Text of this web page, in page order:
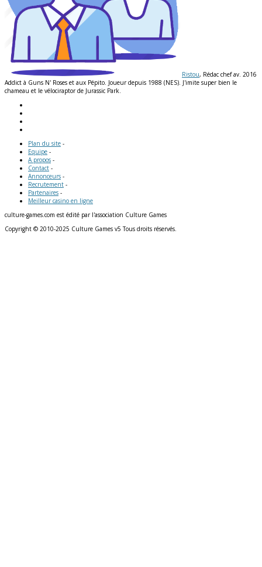
Ristou, Rédac chef av. 2016
Addict à Guns N' Roses et aux Pépito. Joueur depuis 1988 (NES). J'imite super bien le
chameau et le vélociraptor de Jurassic Park.
Plan du site -
Equipe -
A propos -
Contact -
Annonceurs -
Recrutement -
Partenaires -
Meilleur casino en ligne
culture-games.com est édité par l'association Culture Games
Copyright © 2010-2025 Culture Games v5 Tous droits réservés.